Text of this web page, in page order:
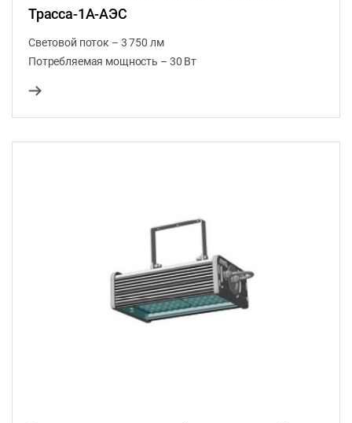
Трасса-1A-АЭС
Световой поток – 3 750 лм
Потребляемая мощность – 30 Вт